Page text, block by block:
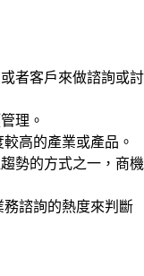
者客戶來做諮詢或討
理。
高的產業或產品。
勢的方式之一，商機
諮詢的熱度來判斷